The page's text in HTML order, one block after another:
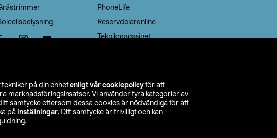
på din enhet enligt vår cookiepolicy för att
marknadsföringsinsatser. Vi använder fyra kategorier av
samtycke eftersom dessa cookies är nödvändiga för att
på inställningar. Ditt samtycke är frivilligt och kan
PhoneLife
Reservdelaronline
Teknikmagasinet